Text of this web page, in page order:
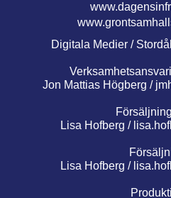
Digitala Medier /
Jon Mattias Högberg /
Lisa Hofberg /
Lisa Hofberg /